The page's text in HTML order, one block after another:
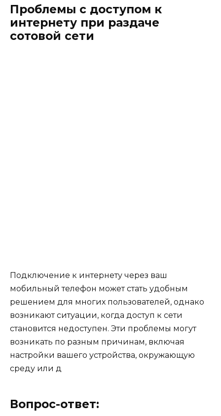
Проблемы с доступом к
интернету при раздаче
сотовой сети
Подключение к интернету через ваш
мобильный телефон может стать удобным
решением для многих пользователей, однако
возникают ситуации, когда доступ к сети
становится недоступен. Эти проблемы могут
возникать по разным причинам, включая
настройки вашего устройства, окружающую
среду или д
Вопрос-ответ: